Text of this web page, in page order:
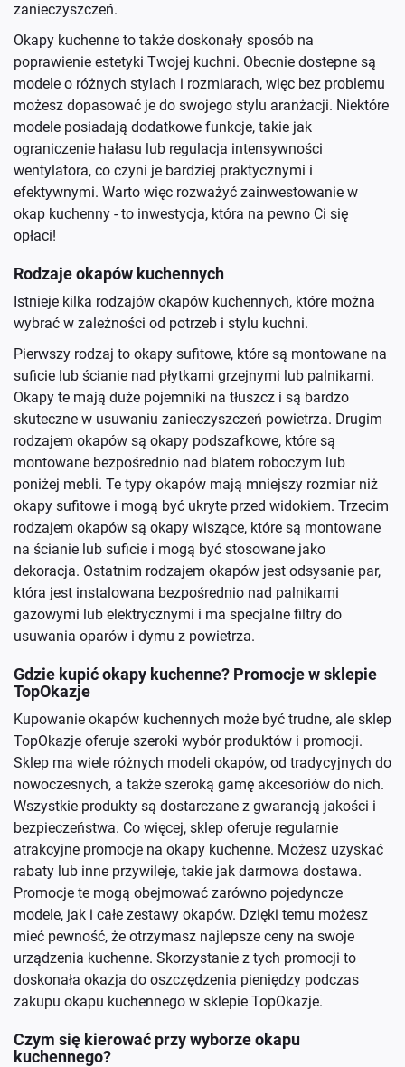
zanieczyszczeń.
Okapy kuchenne to także doskonały sposób na
poprawienie estetyki Twojej kuchni. Obecnie dostepne są
modele o różnych stylach i rozmiarach, więc bez problemu
możesz dopasować je do swojego stylu aranżacji. Niektóre
modele posiadają dodatkowe funkcje, takie jak
ograniczenie hałasu lub regulacja intensywności
wentylatora, co czyni je bardziej praktycznymi i
efektywnymi. Warto więc rozważyć zainwestowanie w
okap kuchenny - to inwestycja, która na pewno Ci się
opłaci!
Rodzaje okapów kuchennych
Istnieje kilka rodzajów okapów kuchennych, które można
wybrać w zależności od potrzeb i stylu kuchni.
Pierwszy rodzaj to okapy sufitowe, które są montowane na
suficie lub ścianie nad płytkami grzejnymi lub palnikami.
Okapy te mają duże pojemniki na tłuszcz i są bardzo
skuteczne w usuwaniu zanieczyszczeń powietrza. Drugim
rodzajem okapów są okapy podszafkowe, które są
montowane bezpośrednio nad blatem roboczym lub
poniżej mebli. Te typy okapów mają mniejszy rozmiar niż
okapy sufitowe i mogą być ukryte przed widokiem. Trzecim
rodzajem okapów są okapy wiszące, które są montowane
na ścianie lub suficie i mogą być stosowane jako
dekoracja. Ostatnim rodzajem okapów jest odsysanie par,
która jest instalowana bezpośrednio nad palnikami
gazowymi lub elektrycznymi i ma specjalne filtry do
usuwania oparów i dymu z powietrza.
Gdzie kupić okapy kuchenne? Promocje w sklepie
TopOkazje
Kupowanie okapów kuchennych może być trudne, ale sklep
TopOkazje oferuje szeroki wybór produktów i promocji.
Sklep ma wiele różnych modeli okapów, od tradycyjnych do
nowoczesnych, a także szeroką gamę akcesoriów do nich.
Wszystkie produkty są dostarczane z gwarancją jakości i
bezpieczeństwa. Co więcej, sklep oferuje regularnie
atrakcyjne promocje na okapy kuchenne. Możesz uzyskać
rabaty lub inne przywileje, takie jak darmowa dostawa.
Promocje te mogą obejmować zarówno pojedyncze
modele, jak i całe zestawy okapów. Dzięki temu możesz
mieć pewność, że otrzymasz najlepsze ceny na swoje
urządzenia kuchenne. Skorzystanie z tych promocji to
doskonała okazja do oszczędzenia pieniędzy podczas
zakupu okapu kuchennego w sklepie TopOkazje.
Czym się kierować przy wyborze okapu
kuchennego?